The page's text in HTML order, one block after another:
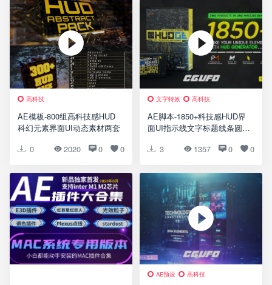
高科技
AE模板-800组高科技感HUD
科幻元素界面UI动态素材两套
0
2020 0 0
文字特效 高科技
AE脚本-1850+科技感HUD界
面UI指示线文字标题线条圆圈
V2.1 (Motion Factory脚本调
3 1357 0 0
AE预设 高科技